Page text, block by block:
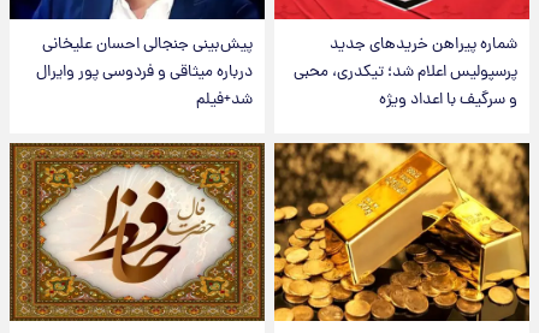
شماره پیراهن خریدهای جدید
پرسپولیس اعلام شد؛ تیکدری، محبی
و سرگیف با اعداد ویژه
پیش‌بینی جنجالی احسان علیخانی
درباره میثاقی و فردوسی پور وایرال
شد+فیلم